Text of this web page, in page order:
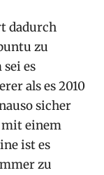
dadurch
zu
sei es
als es 2010
sicher
mit einem
ist es
zu